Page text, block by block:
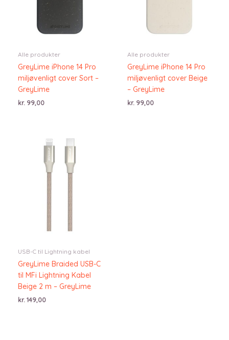
Alle produkter
GreyLime iPhone 14 Pro
miljøvenligt cover Sort –
GreyLime
kr. 99,00
Alle produkter
GreyLime iPhone 14 Pro
miljøvenligt cover Beige
– GreyLime
kr. 99,00
USB-C til Lightning kabel
GreyLime Braided USB-C
til MFi Lightning Kabel
Beige 2 m – GreyLime
kr.149,00